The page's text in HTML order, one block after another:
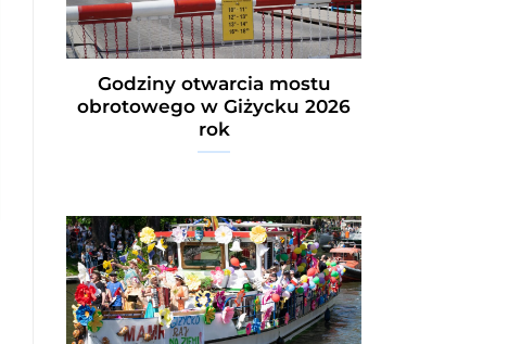
Godziny otwarcia mostu
obrotowego w Giżycku 2026
rok